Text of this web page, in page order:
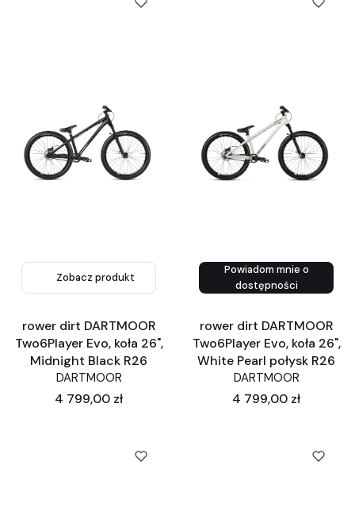
Zobacz produkt
rower dirt DARTMOOR
Two6Player Evo, koła 26",
Midnight Black R26
DARTMOOR
Cena
4 799,00 zł
Zobacz produkt
Powiadom mnie o
dostępności
rower dirt DARTMOOR
Two6Player Evo, koła 26",
White Pearl połysk R26
DARTMOOR
Cena
4 799,00 zł